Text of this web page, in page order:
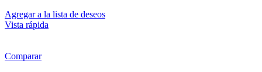
Agregar a la lista de deseos
Vista rápida
Comparar